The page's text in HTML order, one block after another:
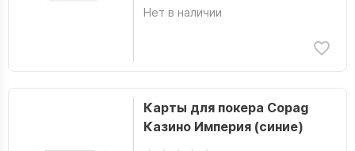
Нет в наличии
Карты для покера Copag
Казино Империя (синие)